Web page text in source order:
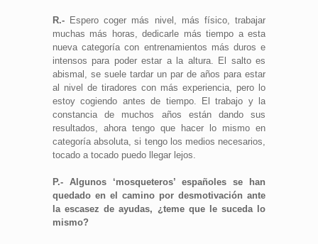
R.- Espero coger más nivel, más físico, trabajar
muchas más horas, dedicarle más tiempo a esta
nueva categoría con entrenamientos más duros e
intensos para poder estar a la altura. El salto es
abismal, se suele tardar un par de años para estar
al nivel de tiradores con más experiencia, pero lo
estoy cogiendo antes de tiempo. El trabajo y la
constancia de muchos años están dando sus
resultados, ahora tengo que hacer lo mismo en
categoría absoluta, si tengo los medios necesarios,
tocado a tocado puedo llegar lejos.
P.- Algunos ‘mosqueteros’ españoles se han
quedado en el camino por desmotivación ante
la escasez de ayudas, ¿teme que le suceda lo
mismo?